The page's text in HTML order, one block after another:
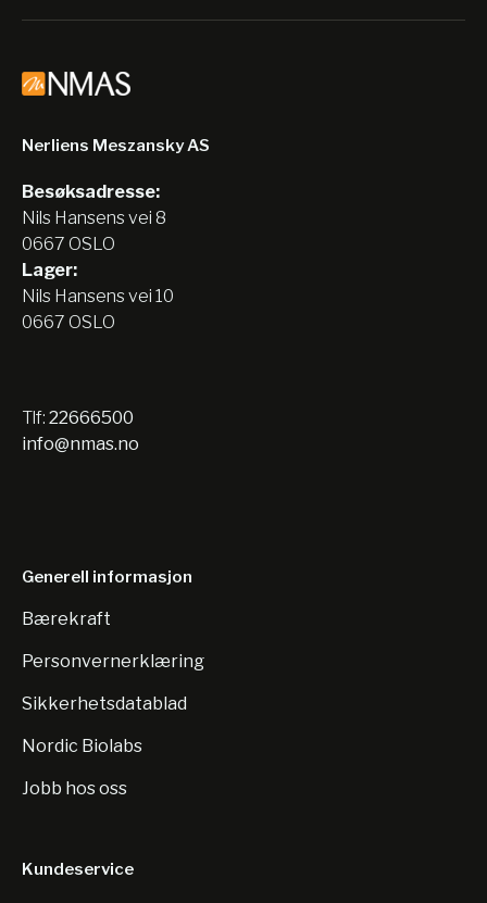
Nerliens Meszansky AS
Besøksadresse:
Nils Hansens vei 8
0667 OSLO
Lager:
Nils Hansens vei 10
0667 OSLO
Tlf: 22666500
info@nmas.no
Generell informasjon
Bærekraft
Personvernerklæring
Sikkerhetsdatablad
Nordic Biolabs
Jobb hos oss
Kundeservice